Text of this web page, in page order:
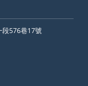
段576巷17號